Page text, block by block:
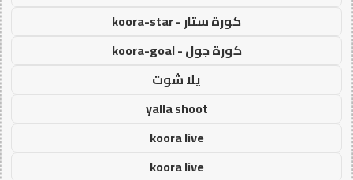
كورة ستار - koora-star
كورة جول - koora-goal
يلا شوت
yalla shoot
koora live
koora live